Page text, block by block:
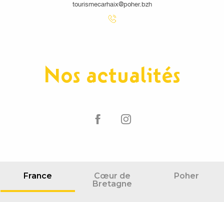
tourismecarhaix@poher.bzh
Nos actualités
France
Cœur de
Bretagne
Poher